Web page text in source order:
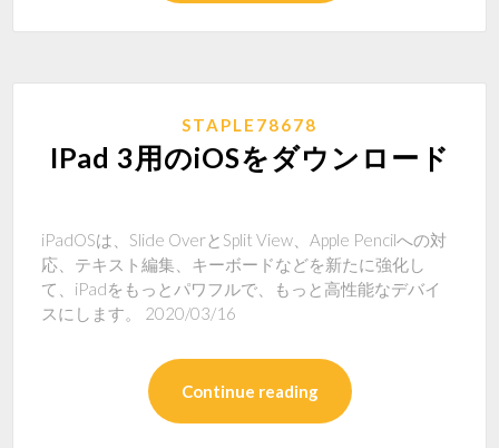
STAPLE78678
IPad 3用のiOSをダウンロード
iPadOSは、Slide OverとSplit View、Apple Pencilへの対
応、テキスト編集、キーボードなどを新たに強化し
て、iPadをもっとパワフルで、もっと高性能なデバイ
スにします。 2020/03/16
Continue reading